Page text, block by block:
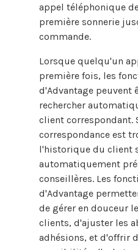
appel téléphonique
première sonnerie
commande.
Lorsque quelqu'un
première fois, les
d'Advantage peuvent
rechercher
client correspondant.
correspondance est
l'historique du client
automatiquement
conseillères. Les
d'Advantage
de gérer en douceur
clients, d'ajuster les
adhésions, et d'offrir